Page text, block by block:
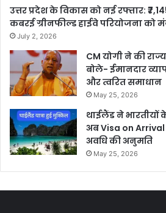
उत्तर प्रदेश के विकास को नई रफ्तार:
कबरई ग्रीनफील्ड हाईवे परियोजना को
July 2, 2026
CM योगी ने की
बोले- ईमानदार
और त्वरित समाधान
May 25, 2026
थाईलैंड ने भारतीयों
अब Visa on
अवधि की अनुमति
May 25, 2026